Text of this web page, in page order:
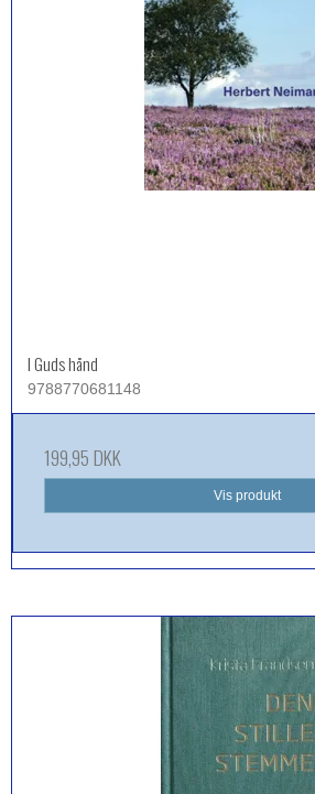
I Guds hånd
9788770681148
199,95 DKK
Vis produkt